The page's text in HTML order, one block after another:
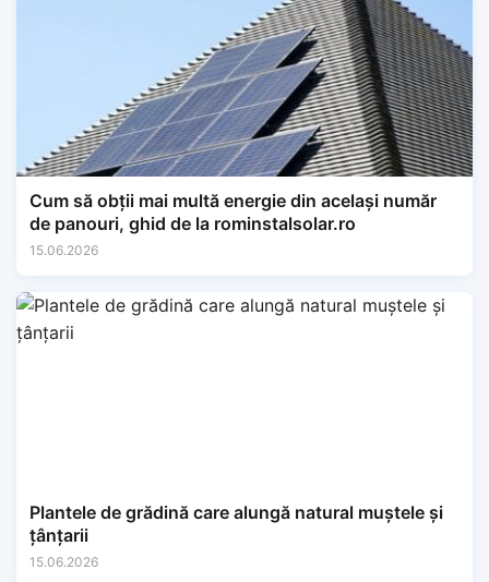
Cum să obții mai multă energie din același număr
de panouri, ghid de la rominstalsolar.ro
15.06.2026
Plantele de grădină care alungă natural muștele și
țânțarii
15.06.2026